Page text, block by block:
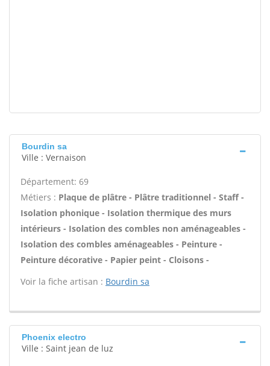
Bourdin sa
Ville : Vernaison
Département: 69
Métiers : Plaque de plâtre - Plâtre traditionnel - Staff -
Isolation phonique - Isolation thermique des murs
intérieurs - Isolation des combles non aménageables -
Isolation des combles aménageables - Peinture -
Peinture décorative - Papier peint - Cloisons -
Voir la fiche artisan : Bourdin sa
Phoenix electro
Ville : Saint jean de luz